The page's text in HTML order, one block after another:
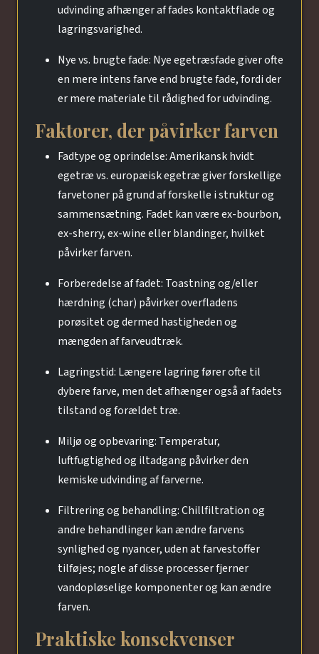
udvinding afhænger af fades kontaktflade og
lagringsvarighed.
Nye vs. brugte fade: Nye egetræsfade giver ofte
en mere intens farve end brugte fade, fordi der
er mere materiale til rådighed for udvinding.
Faktorer, der påvirker farven
Fadtype og oprindelse: Amerikansk hvidt
egetræ vs. europæisk egetræ giver forskellige
farvetoner på grund af forskelle i struktur og
sammensætning. Fadet kan være ex-bourbon,
ex-sherry, ex-wine eller blandinger, hvilket
påvirker farven.
Forberedelse af fadet: Toastning og/eller
hærdning (char) påvirker overfladens
porøsitet og dermed hastigheden og
mængden af farveudtræk.
Lagringstid: Længere lagring fører ofte til
dybere farve, men det afhænger også af fadets
tilstand og forældet træ.
Miljø og opbevaring: Temperatur,
luftfugtighed og iltadgang påvirker den
kemiske udvinding af farverne.
Filtrering og behandling: Chillfiltration og
andre behandlinger kan ændre farvens
synlighed og nyancer, uden at farvestoffer
tilføjes; nogle af disse processer fjerner
vandopløselige komponenter og kan ændre
farven.
Praktiske konsekvenser